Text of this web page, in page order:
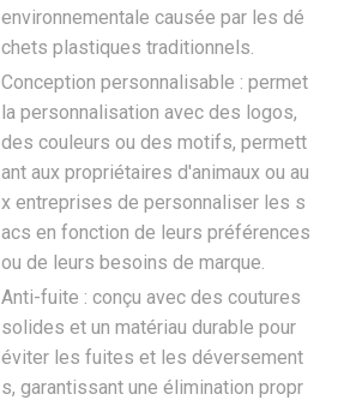
environnementale causée par les dé
chets plastiques traditionnels.
Conception personnalisable : permet
la personnalisation avec des logos,
des couleurs ou des motifs, permett
ant aux propriétaires d'animaux ou au
x entreprises de personnaliser les s
acs en fonction de leurs préférences
ou de leurs besoins de marque.
Anti-fuite : conçu avec des coutures
solides et un matériau durable pour
éviter les fuites et les déversement
s, garantissant une élimination propr